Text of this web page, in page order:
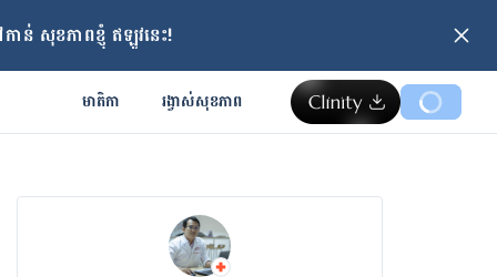
ន់ សុខភាពខ្ញុំ ឥឡូវនេះ!
មាតិកា រង្វាស់​សុខភាព